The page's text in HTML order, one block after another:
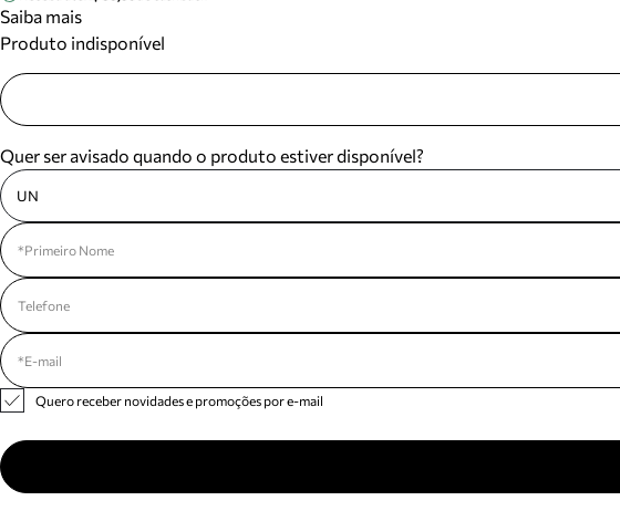
Saiba mais
Produto indisponível
Quer ser avisado quando o produto estiver disponível?
UN
Quero receber novidades e promoções por e-mail